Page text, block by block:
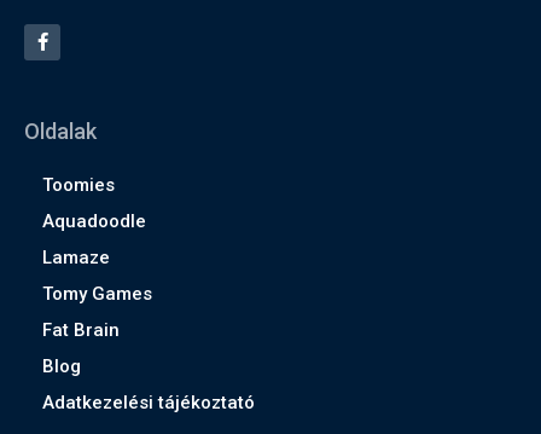
Oldalak
Toomies
Aquadoodle
Lamaze
Tomy Games
Fat Brain
Blog
Adatkezelési tájékoztató